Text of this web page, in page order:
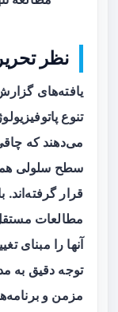
نظر
می‌دهند که
سطح سلولی
قرار گرفته‌اند.
مطالعات مستقل
آنها را مبنای
توجه دقیق به
مزمن و